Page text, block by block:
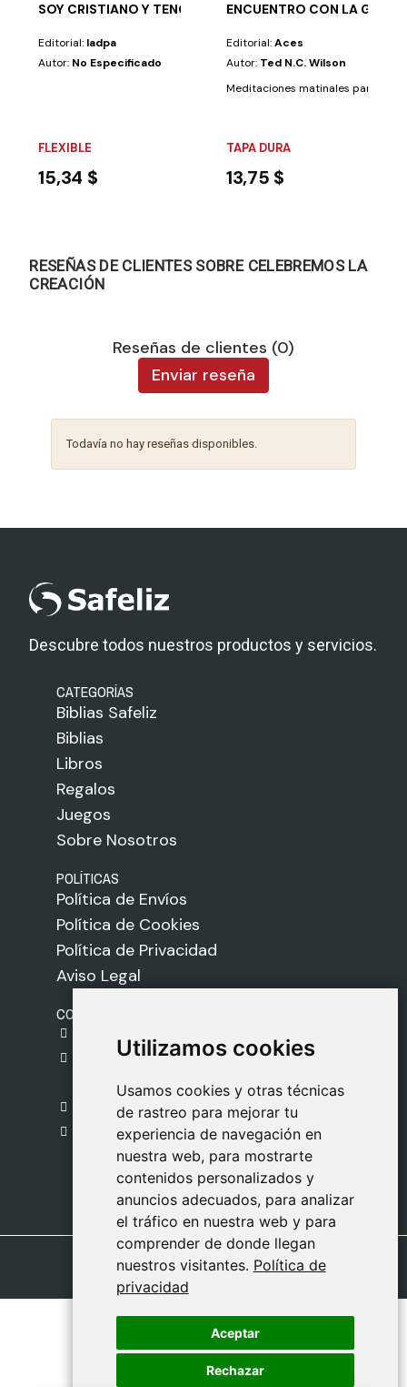
Utilizamos cookies
Usamos cookies y otras técnicas
de rastreo para mejorar tu
experiencia de navegación en
nuestra web, para mostrarte
contenidos personalizados y
anuncios adecuados, para analizar
el tráfico en nuestra web y para
comprender de donde llegan
nuestros visitantes. Política de
privacidad
Aceptar
Rechazar
Utilizamos cookies
Usamos cookies y otras técnicas
de rastreo para mejorar tu
experiencia de navegación en
nuestra web, para mostrarte
contenidos personalizados y
anuncios adecuados, para analizar
el tráfico en nuestra web y para
comprender de donde llegan
nuestros visitantes. Política de
privacidad
Aceptar
Rechazar
SOY CRISTIANO Y TENGO UNA ADICCION
Editorial: Iadpa
Autor: No Especificado
FLEXIBLE
15,34 $
ENCUENTRO CON LA
Editorial:Aces
Autor: Ted N.C. Wilson
Meditaciones matinales para
TAPA DURA
13,75 $
RESEÑAS DE CLIENTES SOBRE CELEBREMOS LA
CREACIÓN
Reseñas de clientes (0)
Enviar reseña
Todavía no hay reseñas disponibles.
Descubre todos nuestros productos y servicios.
CATEGORÍAS
Biblias Safeliz
Biblias
Libros
Regalos
Juegos
Sobre Nosotros
POLÍTICAS
Política de Envíos
Política de Cookies
Política de Privacidad
Aviso Legal
CONTACTO
C. del Pradillo, 6, 28770 Colmenar Viejo,
Madrid
918 459 877
Lunes a Viernes
09:00 - 13:00